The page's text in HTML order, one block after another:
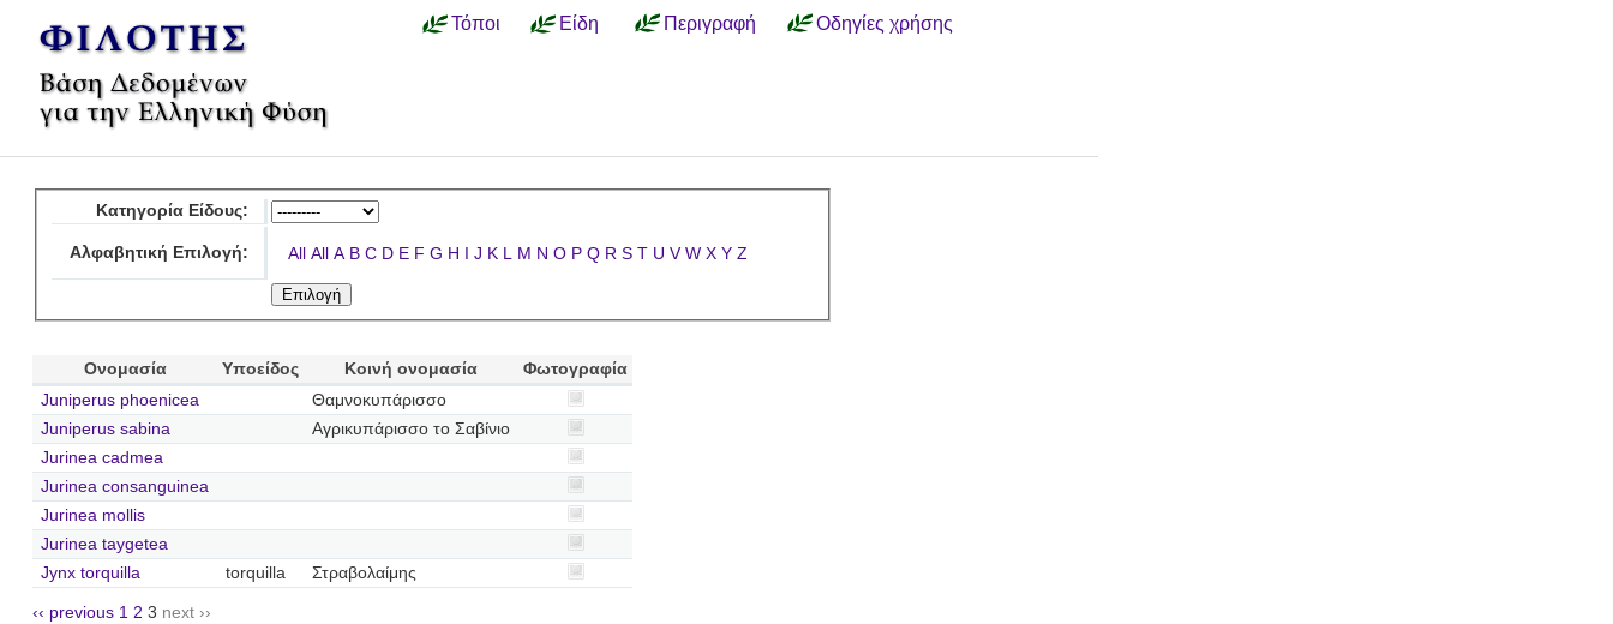
Τόποι Είδη Περιγραφή Οδηγίες χρήσης
Κατηγορία Είδους:
Αλφαβητική Επιλογή: All All A B C D E F G H I J K L M N O P Q R S T U V W X Y Z
Ονομασία Υποείδος Κοινή ονομασία
Φωτογραφία
Juniperus phoenicea
Θαμνοκυπάρισσο
Juniperus sabina
Αγρικυπάρισσο το Σαβίνιο
Jurinea cadmea
Jurinea consanguinea
Jurinea mollis
Jurinea taygetea
Jynx torquilla
torquilla Στραβολαίμης
‹‹ previous 1 2 3 next ››